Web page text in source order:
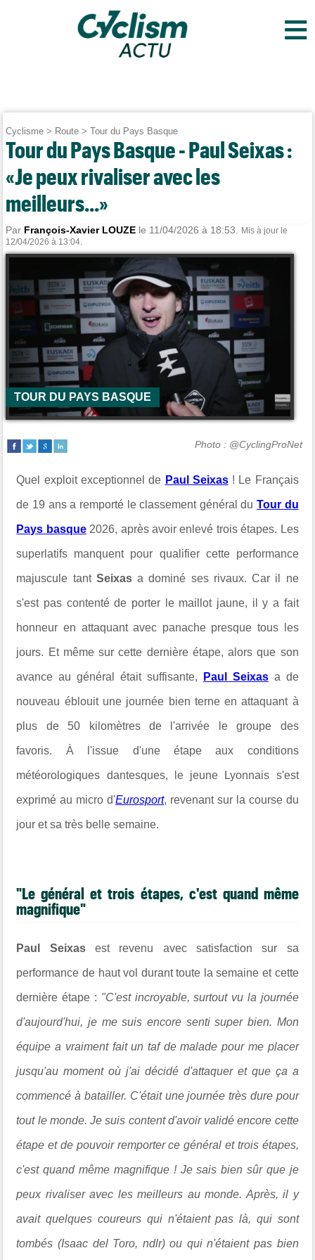
≡
Cyclisme > Route >Tour du Pays Basque
Tour du Pays Basque - Paul Seixas :
«Je peux rivaliser avec les
meilleurs...»
Par François-Xavier LOUZE le 11/04/2026 à 18:53.
Mis à jour le
12/04/2026 à 13:04.
TOUR DU PAYS BASQUE
Photo : @CyclingProNet
Quel exploit exceptionnel de Paul Seixas! Le Français
de 19 ans a remporté le classement général du Tour du
Pays basque2026, après avoir enlevé trois étapes. Les
superlatifs manquent pour qualifier cette performance
majuscule tant Seixasa dominé ses rivaux. Car il ne
s'est pas contenté de porter le maillot jaune, il y a fait
honneur en attaquant avec panache presque tous les
jours. Et même sur cette dernière étape, alors que son
avance au général était suffisante, Paul Seixasa de
nouveau éblouit une journée bien terne en attaquant à
plus de 50 kilomètres de l'arrivée le groupe des
favoris. À l'issue d'une étape aux conditions
météorologiques dantesques, le jeune Lyonnais s'est
exprimé au micro d'Eurosport, revenant sur la course du
jour et sa très belle semaine.
"Le général et trois étapes, c'est quand même
magnifique"
Paul Seixasest revenu avec satisfaction sur sa
performance de haut vol durant toute la semaine et cette
dernière étape : "C'est incroyable, surtout vu la journée
d'aujourd'hui, je me suis encore senti super bien. Mon
équipe a vraiment fait un taf de malade pour me placer
jusqu'au moment où j'ai décidé d'attaquer et que ça a
commencé à batailler. C'était une journée très dure pour
tout le monde. Je suis content d'avoir validé encore cette
étape et de pouvoir remporter ce général et trois étapes,
c'est quand même magnifique ! Je sais bien sûr que je
peux rivaliser avec les meilleurs au monde. Après, il y
avait quelques coureurs qui n'étaient pas là, qui sont
tombés (Isaac del Toro, ndlr) ou qui n'étaient pas bien